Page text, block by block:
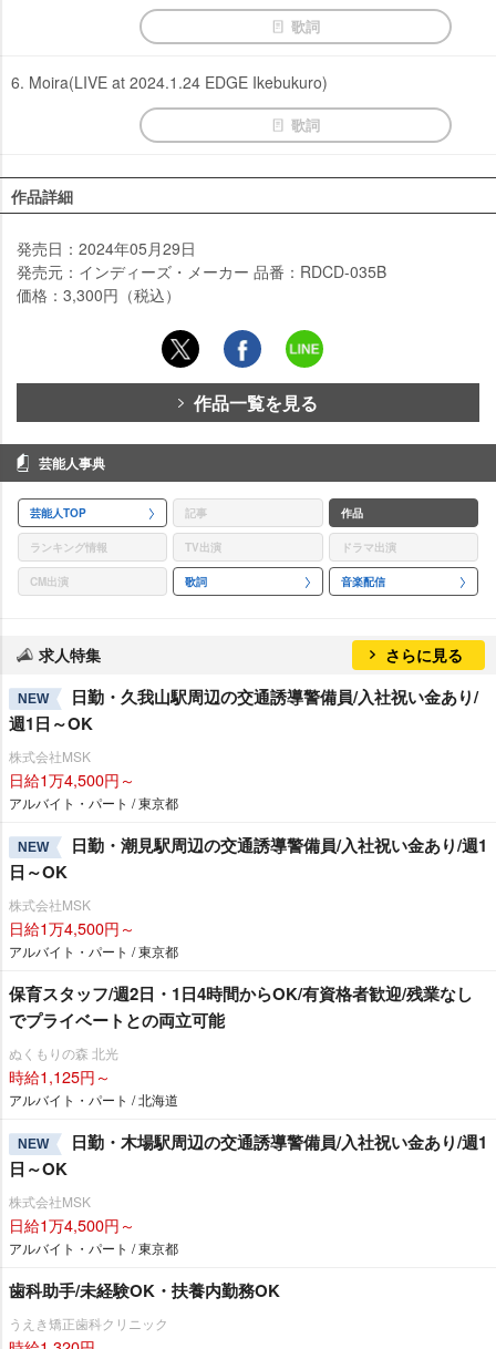
歌詞
6. Moira(LIVE at 2024.1.24 EDGE Ikebukuro)
歌詞
作品詳細
発売日：2024年05月29日
発売元：インディーズ・メーカー 品番：RDCD-035B
価格：3,300円（税込）
作品一覧を見る
芸能人事典
芸能人TOP 記事 作品
ランキング情報 TV出演 ドラマ出演
CM出演 歌詞 音楽配信
求人特集 さらに見る
NEW
日勤・久我山駅周辺の交通誘導警備員/入社祝い金あり/
週1日～OK
株式会社MSK
日給1万4,500円～
アルバイト・パート / 東京都
NEW
日勤・潮見駅周辺の交通誘導警備員/入社祝い金あり/週1
日～OK
株式会社MSK
日給1万4,500円～
アルバイト・パート / 東京都
保育スタッフ/週2日・1日4時間からOK/有資格者歓迎/残業なし
でプライベートとの両立可能
ぬくもりの森 北光
時給1,125円～
アルバイト・パート / 北海道
NEW
日勤・木場駅周辺の交通誘導警備員/入社祝い金あり/週1
日～OK
株式会社MSK
日給1万4,500円～
アルバイト・パート / 東京都
歯科助手/未経験OK・扶養内勤務OK
うえき矯正歯科クリニック